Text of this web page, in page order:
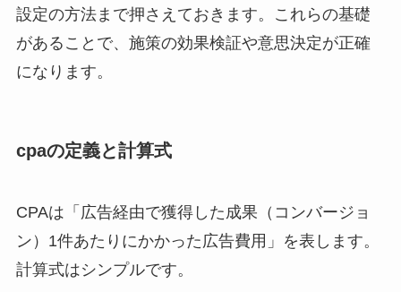
設定の方法まで押さえておきます。これらの基礎
があることで、施策の効果検証や意思決定が正確
になります。
cpaの定義と計算式
CPAは「広告経由で獲得した成果（コンバージョ
ン）1件あたりにかかった広告費用」を表します。
計算式はシンプルです。